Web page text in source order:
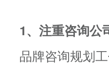
1、注重咨询公
品牌咨询规划